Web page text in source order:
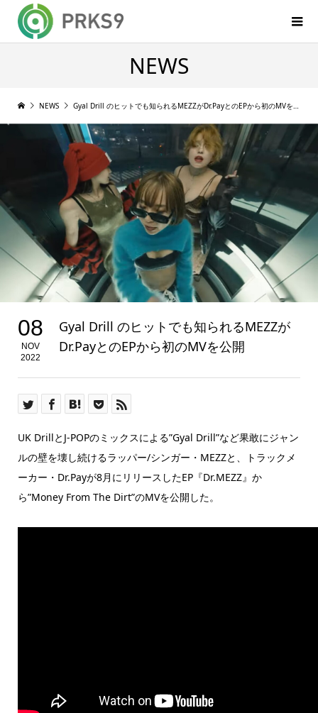
NEWS
NEWS Gyal Drill のヒットでも知られるMEZZがDr.PayとのEPから初のMVを公開
08
NOV
2022
Gyal Drill のヒットでも知られるMEZZが
Dr.PayとのEPから初のMVを公開
UK DrillとJ-POPのミックスによる”Gyal Drill”など果敢にジャン
ルの壁を壊し続けるラッパー/シンガー・MEZZと、トラックメ
ーカー・Dr.Payが8月にリリースしたEP『Dr.MEZZ』か
ら”Money From The Dirt”のMVを公開した。